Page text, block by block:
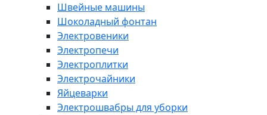
Швейные машины
Шоколадный фонтан
Электровеники
Электропечи
Электроплитки
Электрочайники
Яйцеварки
Электрошвабры для уборки